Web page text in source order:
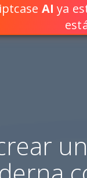
AI ya